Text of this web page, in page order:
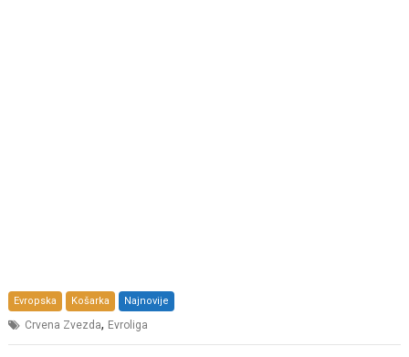
Evropska Košarka Najnovije
Crvena Zvezda, Evroliga